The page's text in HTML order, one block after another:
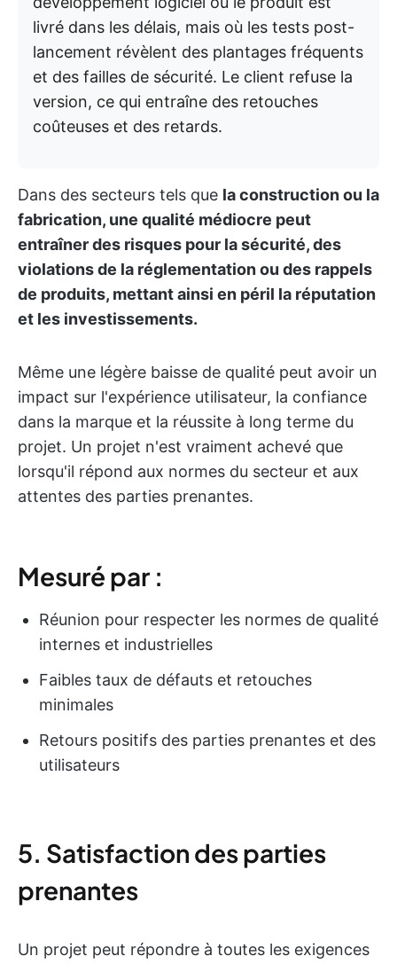
livré dans les délais, mais où les tests post-
lancement révèlent des plantages fréquents
et des failles de sécurité. Le client refuse la
version, ce qui entraîne des retouches
coûteuses et des retards.
Dans des secteurs tels que la construction ou la
fabrication, une qualité médiocre peut
entraîner des risques pour la sécurité, des
violations de la réglementation ou des rappels
de produits, mettant ainsi en péril la réputation
et les investissements.
Même une légère baisse de qualité peut avoir un
impact sur l'expérience utilisateur, la confiance
dans la marque et la réussite à long terme du
projet. Un projet n'est vraiment achevé que
lorsqu'il répond aux normes du secteur et aux
attentes des parties prenantes.
Mesuré par :
Réunion pour respecter les normes de qualité
internes et industrielles
Faibles taux de défauts et retouches
minimales
Retours positifs des parties prenantes et des
utilisateurs
5. Satisfaction des parties
prenantes
Un projet peut répondre à toutes les exigences